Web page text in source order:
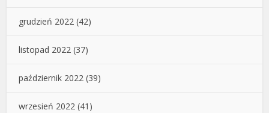
grudzień 2022 (42)
listopad 2022 (37)
październik 2022 (39)
wrzesień 2022 (41)